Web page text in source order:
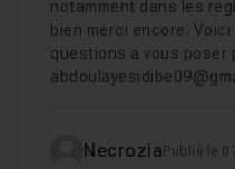
notamment dans les
bien merci encore.
questions a vous poser
Necrozia Publié le